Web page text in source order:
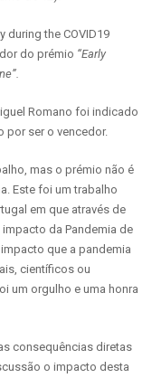
during the COVID19
do prémio “Early
Romano foi indicado
por ser o vencedor.
mas o prémio não é
Este foi um trabalho
em que através de
da Pandemia de
que a pandemia
científicos ou
um orgulho e uma honra
consequências diretas
o impacto desta